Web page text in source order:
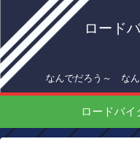
ロード
なんでだろう～ な
ロードバイ